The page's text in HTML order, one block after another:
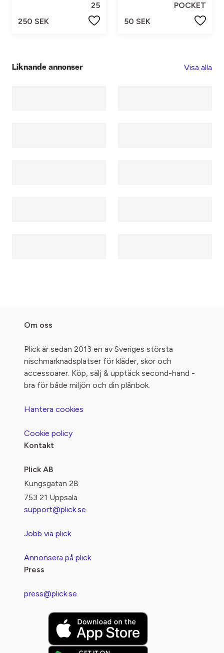
25
250 SEK
POCKET
50 SEK
Liknande annonser Visa alla
Om oss
Plick är sedan 2013 en av Sveriges största
nischmarknadsplatser för kläder, skor och
accessoarer. Köp, sälj & upptäck second-hand -
bra för både miljön och din plånbok.
Hantera cookies
Cookie policy
Kontakt
Plick AB
Kungsgatan 28
753 21 Uppsala
support@plick.se
Jobb via plick
Annonsera på plick
Press
press@plick.se